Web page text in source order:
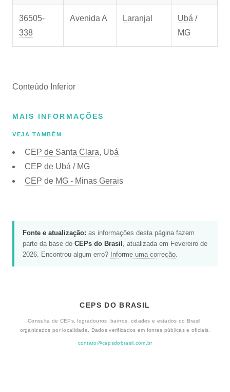
36505-
338
Avenida A Laranjal
Ubá /
MG
Conteúdo Inferior
MAIS INFORMAÇÕES
VEJA TAMBÉM
CEP de Santa Clara, Ubá
CEP de Ubá / MG
CEP de MG - Minas Gerais
Fonte e atualização: as informações desta página fazem
parte da base do CEPs do Brasil , atualizada em Fevereiro de
2026. Encontrou algum erro? Informe uma correção.
CEPS DO BRASIL
Consulta de CEPs, logradouros, bairros, cidades e estados do Brasil,
organizados por localidade. Dados verificados em fontes públicas e oficiais.
contato@cepsdobrasil.com.br